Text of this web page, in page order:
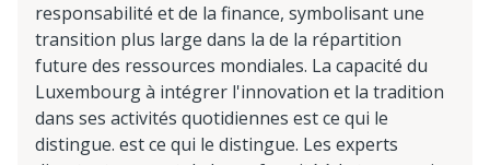
responsabilité et de la finance, symbolisant une
transition plus large dans la de la répartition
future des ressources mondiales. La capacité du
Luxembourg à intégrer l'innovation et la tradition
dans ses activités quotidiennes est ce qui le
distingue. est ce qui le distingue. Les experts